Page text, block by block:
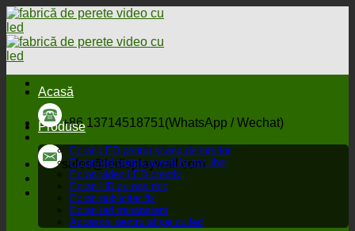
Sari
la
conținut
+86 13714518751(WhatsApp / Wechat)
sales@ledisplaywall.com
Acasă
Produse
Ecran LED pentru scena de interior
Ecran led pentru scenă în aer liber
Ecran video LED creativ
Ecran HD cu pas mic
Ecran publicitar fix
Ecran led transparent
Accesorii pentru afișaj cu led